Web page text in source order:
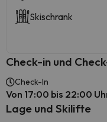
Skischrank
Check-in und
Check-In
Von 17:00 bis 22:00
Lage und Skilifte